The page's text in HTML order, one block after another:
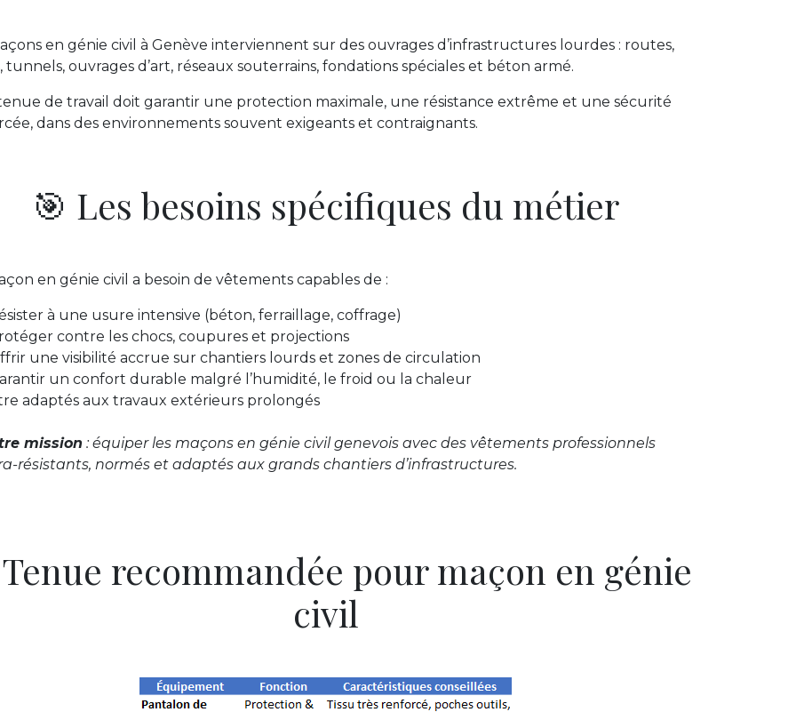
en génie civil à Genève interviennent sur des ouvrages d’infrastructures lourdes : routes,
tunnels, ouvrages d’art, réseaux souterrains, fondations spéciales et béton armé.
de travail doit garantir une protection maximale, une résistance extrême et une sécurité
dans des environnements souvent exigeants et contraignants.
🎯 Les besoins spécifiques du métier
en génie civil a besoin de vêtements capables de :
à une usure intensive (béton, ferraillage, coffrage)
contre les chocs, coupures et projections
une visibilité accrue sur chantiers lourds et zones de circulation
un confort durable malgré l’humidité, le froid ou la chaleur
adaptés aux travaux extérieurs prolongés
mission : équiper les maçons en génie civil genevois avec des vêtements professionnels
résistants, normés et adaptés aux grands chantiers d’infrastructures.
recommandée pour maçon en génie
civil